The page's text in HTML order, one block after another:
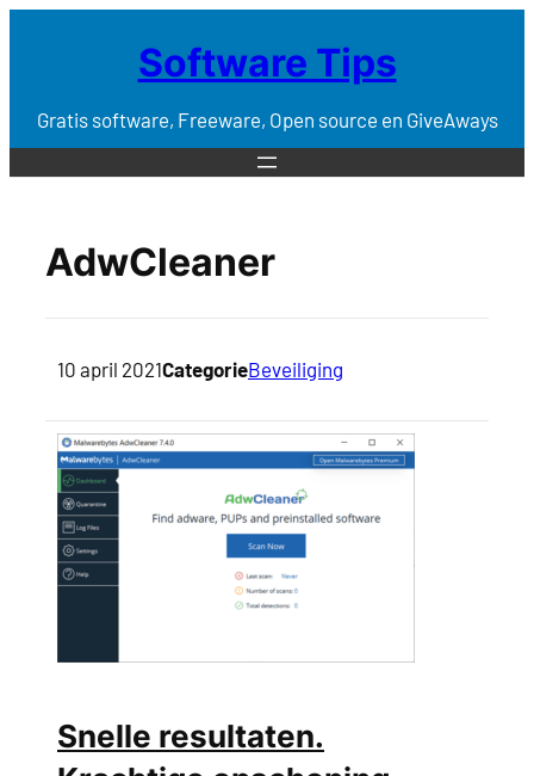
Software Tips
Gratis software, Freeware, Open source en GiveAways
AdwCleaner
10 april 2021CategorieBeveiliging
Snelle resultaten.